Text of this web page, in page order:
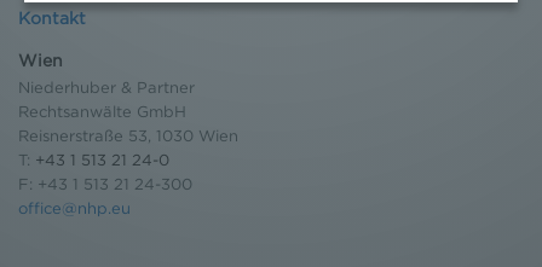
Kontakt
Wien
Niederhuber & Partner
Rechtsanwälte GmbH
Reisnerstraße 53, 1030 Wien
T: +43 1 513 21 24-0
F: +43 1 513 21 24-300
office@nhp.eu
werden können. Zudem finden Sie am
Einwilligung widerrufen und Widerspruch ausüben.
Weitere Infomationen finden Sie hier:
Datenschutzerklärung